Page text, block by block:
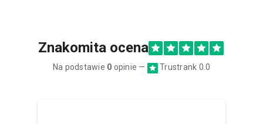
Znakomita ocena
Na podstawie 0 opinie — Trustrank 0.0